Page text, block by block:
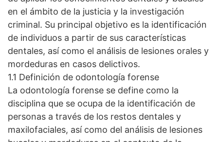
en el ámbito de la justicia y la investigación
criminal. Su principal objetivo es la identificación
de individuos a partir de sus características
dentales, así como el análisis de lesiones orales y
mordeduras en casos delictivos.
1.1 Definición de odontología forense
La odontología forense se define como la
disciplina que se ocupa de la identificación de
personas a través de los restos dentales y
maxilofaciales, así como del análisis de lesiones